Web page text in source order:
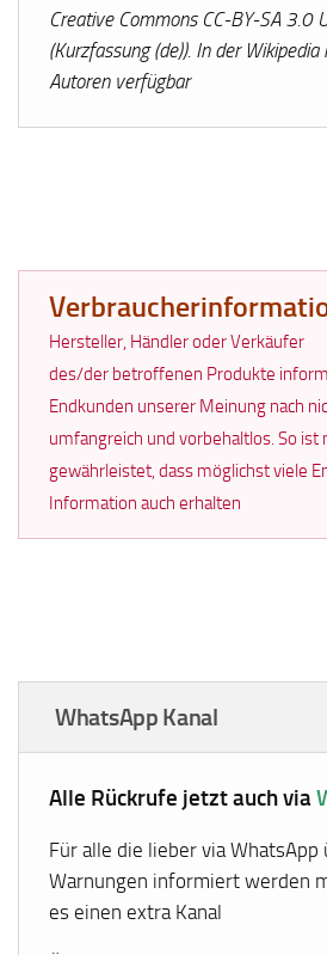
Creative Commons CC-BY-SA 3.0
(Kurzfassung (de)). In der
Autoren verfügbar
Hersteller, Händler oder Verkäufer
des/der betroffenen Produkte
Endkunden unserer Meinung nach
umfangreich und vorbehaltlos. So ist
gewährleistet, dass möglichst viele
Information auch erhalten
WhatsApp Kanal
Alle Rückrufe jetzt auch via
Für alle die lieber via WhatsApp
Warnungen informiert werden
es einen extra Kanal